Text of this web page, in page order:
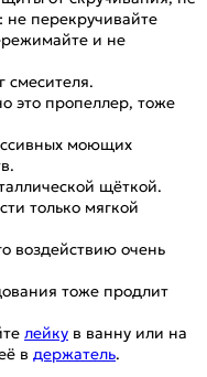
не перекручивайте
и не
смесителя.
это пропеллер, тоже
моющих
щёткой.
только мягкой
воздействию очень
тоже продлит
лейку в ванну или на
в держатель.